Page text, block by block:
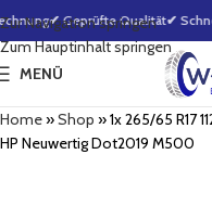
Zur Navigation springen
Zum Hauptinhalt springen
✔ Geprüfte Qualität✔
MENÜ
Home»Shop »1x 265/65 R17
HP Neuwertig Dot2019 M500